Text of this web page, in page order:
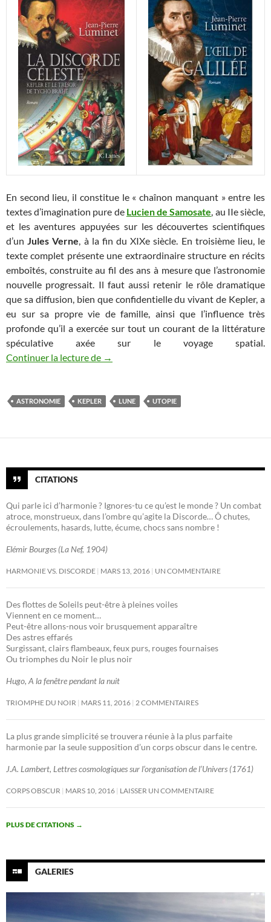
En second lieu, il constitue le « chaînon manquant » entre les
textes d’imagination pure de Lucien de Samosate, au IIe siècle,
et les aventures appuyées sur les découvertes scientifiques
d’unJules Verne, à la fin du XIXe siècle. En troisième lieu, le
texte complet présente une extraordinaire structure en récits
emboîtés, construite au fil des ans à mesure que l’astronomie
nouvelle progressait. Il faut aussi retenir le rôle dramatique
que sa diffusion, bien que confidentielle du vivant de Kepler, a
eu sur sa propre vie de famille, ainsi que l’influence très
profonde qu’il a exercée sur tout un courant de la littérature
spéculative axée sur le voyage spatial.
Continuer la lecture de Le Songe de Kepler (1/3) : Genèse et
→
ASTRONOMIE KEPLER LUNE UTOPIE
CITATIONS
Qui parle ici d’harmonie ? Ignores-tu ce qu’est le monde ? Un combat
atroce, monstrueux, dans l’ombre qu’agite la Discorde… Ô chutes,
écroulements, hasards, lutte, écume, chocs sans nombre !
Elémir Bourges (La Nef, 1904)
HARMONIE VS. DISCORDE MARS 13, 2016 UN COMMENTAIRE
Des flottes de Soleils peut-être à pleines voiles
Viennent en ce moment…
Peut-être allons-nous voir brusquement apparaître
Des astres effarés
Surgissant, clairs flambeaux, feux purs, rouges fournaises
Ou triomphes du Noir le plus noir
Hugo, A la fenêtre pendant la nuit
TRIOMPHE DU NOIR MARS 11, 2016 2 COMMENTAIRES
La plus grande simplicité se trouvera réunie à la plus parfaite
harmonie par la seule supposition d’un corps obscur dans le centre.
J.A. Lambert, Lettres cosmologiques sur l’organisation de l’Univers (1761)
CORPS OBSCUR MARS 10, 2016 LAISSER UN COMMENTAIRE
PLUS DE CITATIONS →
GALERIES